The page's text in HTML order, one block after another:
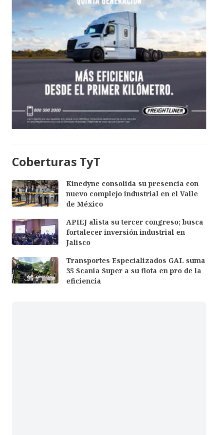
Coberturas TyT
Kinedyne consolida su presencia con
nuevo complejo industrial en el Valle
de México
APIEJ alista su tercer congreso; busca
fortalecer inversión industrial en
Jalisco
Transportes Especializados GAL suma
35 Scania Super a su flota en pro de la
eficiencia